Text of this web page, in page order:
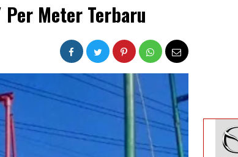
Meter Terbaru